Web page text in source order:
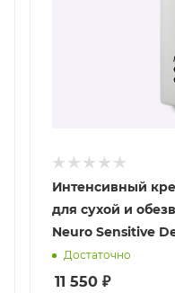
Интенсивный
для сухой и
Neuro Sensitive
Достаточно
11 550 ₽